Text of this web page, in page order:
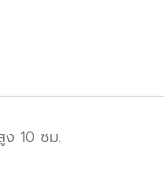
10 ซม.